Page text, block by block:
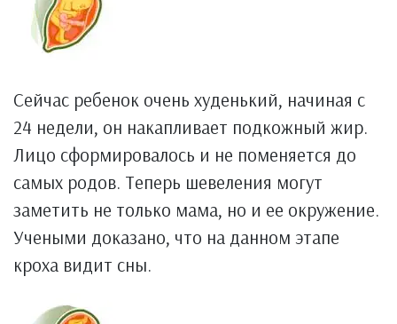
Сейчас ребенок очень худенький, начиная с
24 недели, он накапливает подкожный жир.
Лицо сформировалось и не поменяется до
самых родов. Теперь шевеления могут
заметить не только мама, но и ее окружение.
Учеными доказано, что на данном этапе
кроха видит сны.